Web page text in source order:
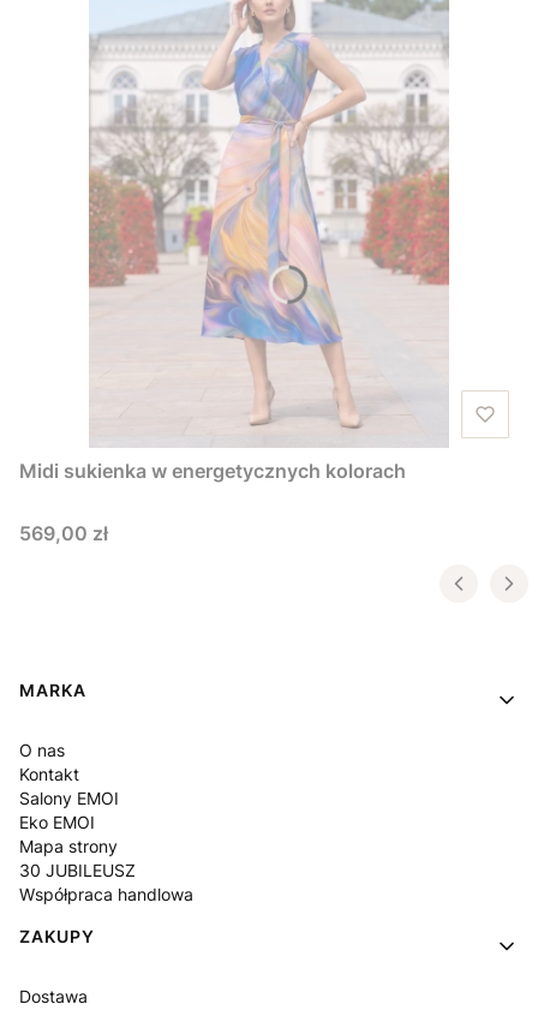
Midi sukienka w energetycznych kolorach
Cena
569,00 zł
Linki w stopce
MARKA
O nas
Kontakt
Salony EMOI
Eko EMOI
Mapa strony
30 JUBILEUSZ
Współpraca handlowa
ZAKUPY
Dostawa